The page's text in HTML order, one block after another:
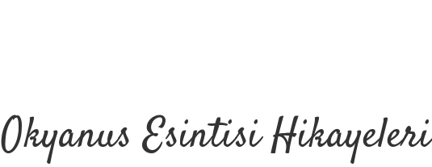
Okyanus Esintisi Hikayeleri